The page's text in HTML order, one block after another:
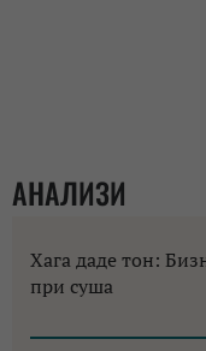
АНАЛИЗИ
Хага даде тон:
при суша